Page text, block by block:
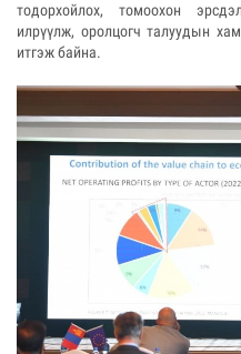
тодорхойлох, томоохон
илрүүлж, оролцогч талуудын
итгэж байна.